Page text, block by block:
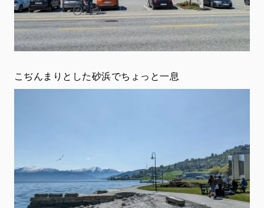
こぢんまりとした砂浜でちょっと一息